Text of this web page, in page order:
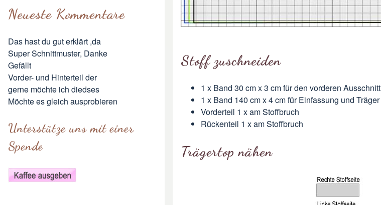
Neueste Kommentare
Das hast du gut erklärt ,da
Super Schnittmuster, Danke
Gefällt
Vorder- und Hinterteil der
gerne möchte ich diedses
Möchte es gleich ausprobieren
Unterstütze uns mit einer
Spende
Stoff zuschneiden
1 x Band 30 cm x 3 cm für den vorderen Ausschnitt
1 x Band 140 cm x 4 cm für Einfassung und Träger
Vorderteil 1 x am Stoffbruch
Rückenteil 1 x am Stoffbruch
Trägertop nähen